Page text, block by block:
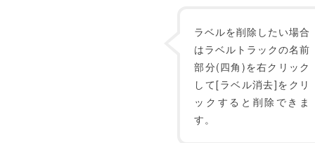
ラベルを削除したい場合
はラベルトラックの名前
部分(四角)を右クリック
して[ラベル消去]をクリ
ックすると削除できま
す。